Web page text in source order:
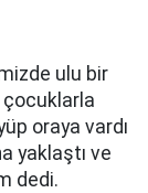
ulu bir
çocuklarla
oraya vardı
yaklaştı ve
dedi.